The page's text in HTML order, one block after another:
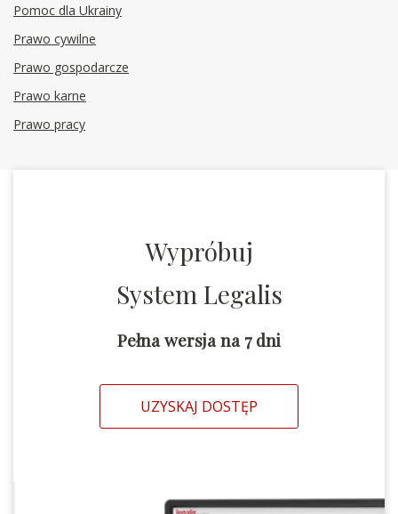
Pomoc dla Ukrainy
Prawo cywilne
Prawo gospodarcze
Prawo karne
Prawo pracy
Wypróbuj
System Legalis
Pełna wersja na 7 dni
UZYSKAJ DOSTĘP